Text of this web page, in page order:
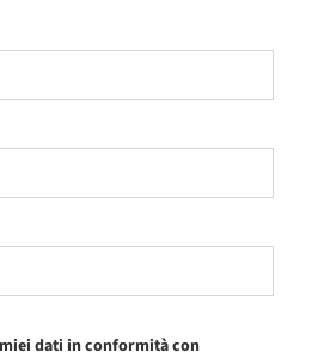
dati in conformità con